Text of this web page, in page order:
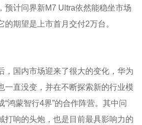
预计问界新M7 Ultra依然能稳坐市场
的期望是上市首月交付2万台。
，国内市场迎来了很大的变化，华为
一直没变，并在不断探索新的行业模
鸿蒙智行4界”的合作阵营。其中问
打响的头炮，也是目前最具影响力的